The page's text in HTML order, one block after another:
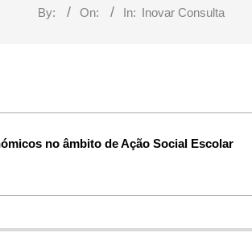
By: On: In: Inovar Consulta
no âmbito de Ação Social Escolar